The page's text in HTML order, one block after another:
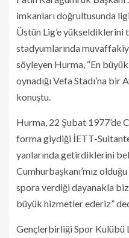
imkanları doğrultusunda
Üstün Lig’e yükseldiklerini
stadyumlarında
söyleyen Hurma, “En
oynadığı Vefa Stadı’na
konuştu.
Hurma, 22 Şubat 1977’de
forma giydiği İETT-
yanlarında getirdiklerini
Cumhurbaşkanı’mız
spora verdiği dayanakla
büyük hizmetler ederiz”
Gençlerbirliği Spor Kulübü